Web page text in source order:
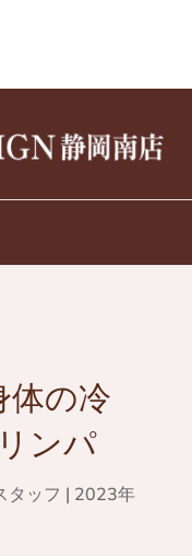
の冷
ンパ
タッフ | 2023年